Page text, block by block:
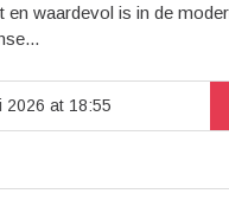
en waardevol is in de
2026 at 18:55